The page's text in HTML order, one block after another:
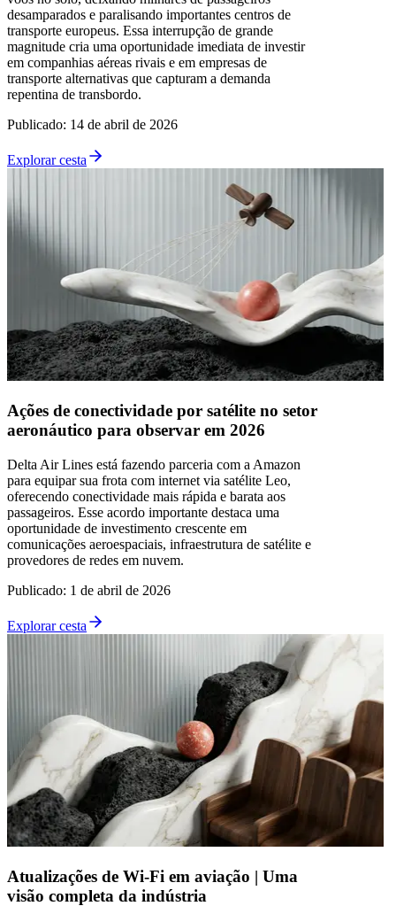
desamparados e paralisando importantes centros de
transporte europeus. Essa interrupção de grande
magnitude cria uma oportunidade imediata de investir
em companhias aéreas rivais e em empresas de
transporte alternativas que capturam a demanda
repentina de transbordo.
Publicado: 14 de abril de 2026
Explorar cesta
Ações de conectividade por satélite no setor
aeronáutico para observar em 2026
Delta Air Lines está fazendo parceria com a Amazon
para equipar sua frota com internet via satélite Leo,
oferecendo conectividade mais rápida e barata aos
passageiros. Esse acordo importante destaca uma
oportunidade de investimento crescente em
comunicações aeroespaciais, infraestrutura de satélite e
provedores de redes em nuvem.
Publicado: 1 de abril de 2026
Explorar cesta
Atualizações de Wi-Fi em aviação | Uma
visão completa da indústria